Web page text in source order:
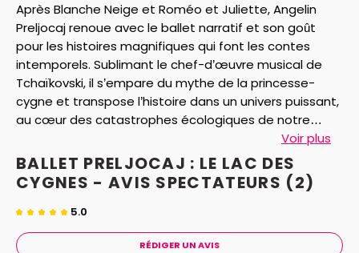
Après Blanche Neige et Roméo et Juliette, Angelin
Preljocaj renoue avec le ballet narratif et son goût
pour les histoires magnifiques qui font les contes
intemporels. Sublimant le chef-d’œuvre musical de
Tchaïkovski, il s’empare du mythe de la princesse-
cygne et transpose l’histoire dans un univers puissant,
au cœur des catastrophes écologiques de notre
temps. Le pouvoir, la beauté, l’amour et la mort sont
au cœur de ce chef-d’œuvre d’Angelin Preljocaj, qui a
tant ému le public que l’Opéra Royal du Château de
Versailles le présente à nouveau : voici un spectacle
événement pour tous les âges, un miracle
chorégraphique qui transcende les styles.
Voir plus
BALLET PRELJOCAJ : LE LAC DES
CYGNES - AVIS SPECTATEURS (2)
5.0
RÉDIGER UN AVIS